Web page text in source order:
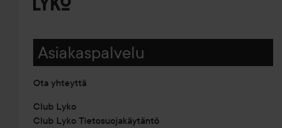
Asiakaspalvelu
Ota yhteyttä
Club Lyko
Club Lyko Tietosuojakäytäntö